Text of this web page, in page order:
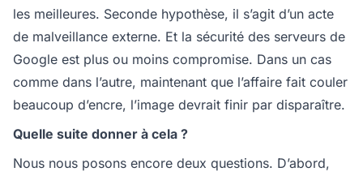
les meilleures. Seconde hypothèse, il s’agit d’un acte
de malveillance externe. Et la sécurité des serveurs de
Google est plus ou moins compromise. Dans un cas
comme dans l’autre, maintenant que l’affaire fait couler
beaucoup d’encre, l’image devrait finir par disparaître.
Quelle suite donner à cela ?
Nous nous posons encore deux questions. D’abord,